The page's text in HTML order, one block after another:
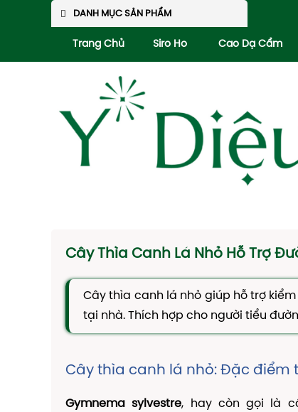
DANH MỤC SẢN PHẨM
Trang Chủ Siro Ho Cao Dạ Cẩm
Cây Thìa Canh Lá Nhỏ Hỗ Trợ
Cây thìa canh lá nhỏ giúp hỗ trợ
tại nhà. Thích hợp cho người tiểu
Cây thìa canh lá nhỏ: Đặc điểm
Gymnema sylvestre, hay còn gọi là